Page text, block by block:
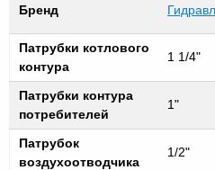
Бренд
Патрубки котлового
контура
1 1/4"
Патрубки контура
потребителей
1"
Патрубок
воздухоотводчика
1/2"